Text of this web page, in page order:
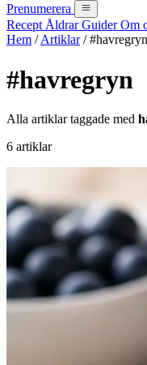
Prenumerera
Recept ÅldrarGuiderOm
Hem / Artiklar / #havregryn
#havregryn
Alla artiklar taggade med
6 artiklar